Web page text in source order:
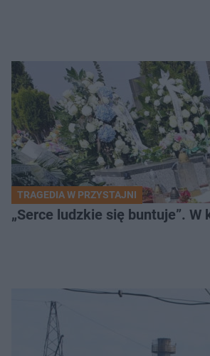
TRAGEDIA W PRZYSTAJNI
„Serce ludzkie się buntuje”.